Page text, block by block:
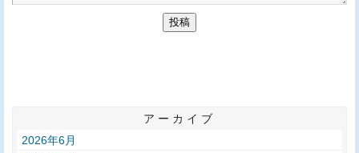
アーカイブ
2026年6月